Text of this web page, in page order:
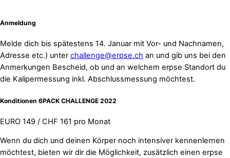
Anmeldung
Melde dich bis spätestens 14. Januar mit Vor- und Nachnamen,
Adresse etc.) unter challenge@erpse.ch an und gib uns bei den
Anmerkungen Bescheid, ob und an welchem erpse Standort du
die Kalipermessung inkl. Abschlussmessung möchtest.
Konditionen 6PACK CHALLENGE 2022
EURO 149 / CHF 161 pro Monat
Wenn du dich und deinen Körper noch intensiver kennenlernen
möchtest, bieten wir dir die Möglichkeit, zusätzlich einen erpse